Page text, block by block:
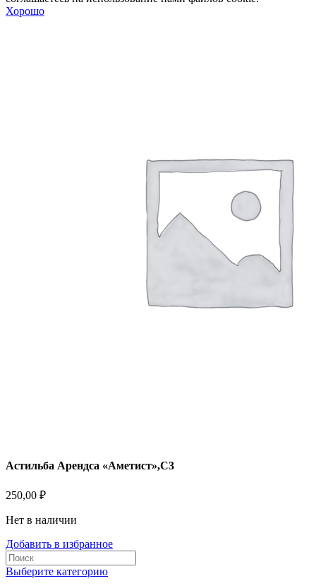
Хорошо
Астильба Арендса «Аметист»,С3
250,00 ₽
Нет в наличии
Добавить в избранное
Выберите категорию